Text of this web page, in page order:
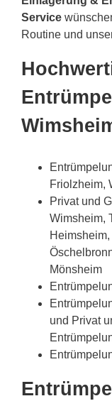
Service
Routine und
Friolzheim,
Privat und
Wimsheim,
Mönsheim
und Privat